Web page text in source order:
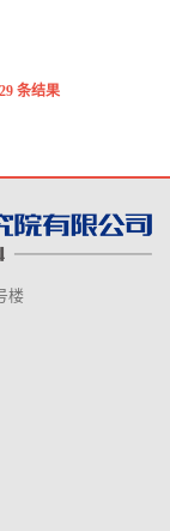
条结果
楼